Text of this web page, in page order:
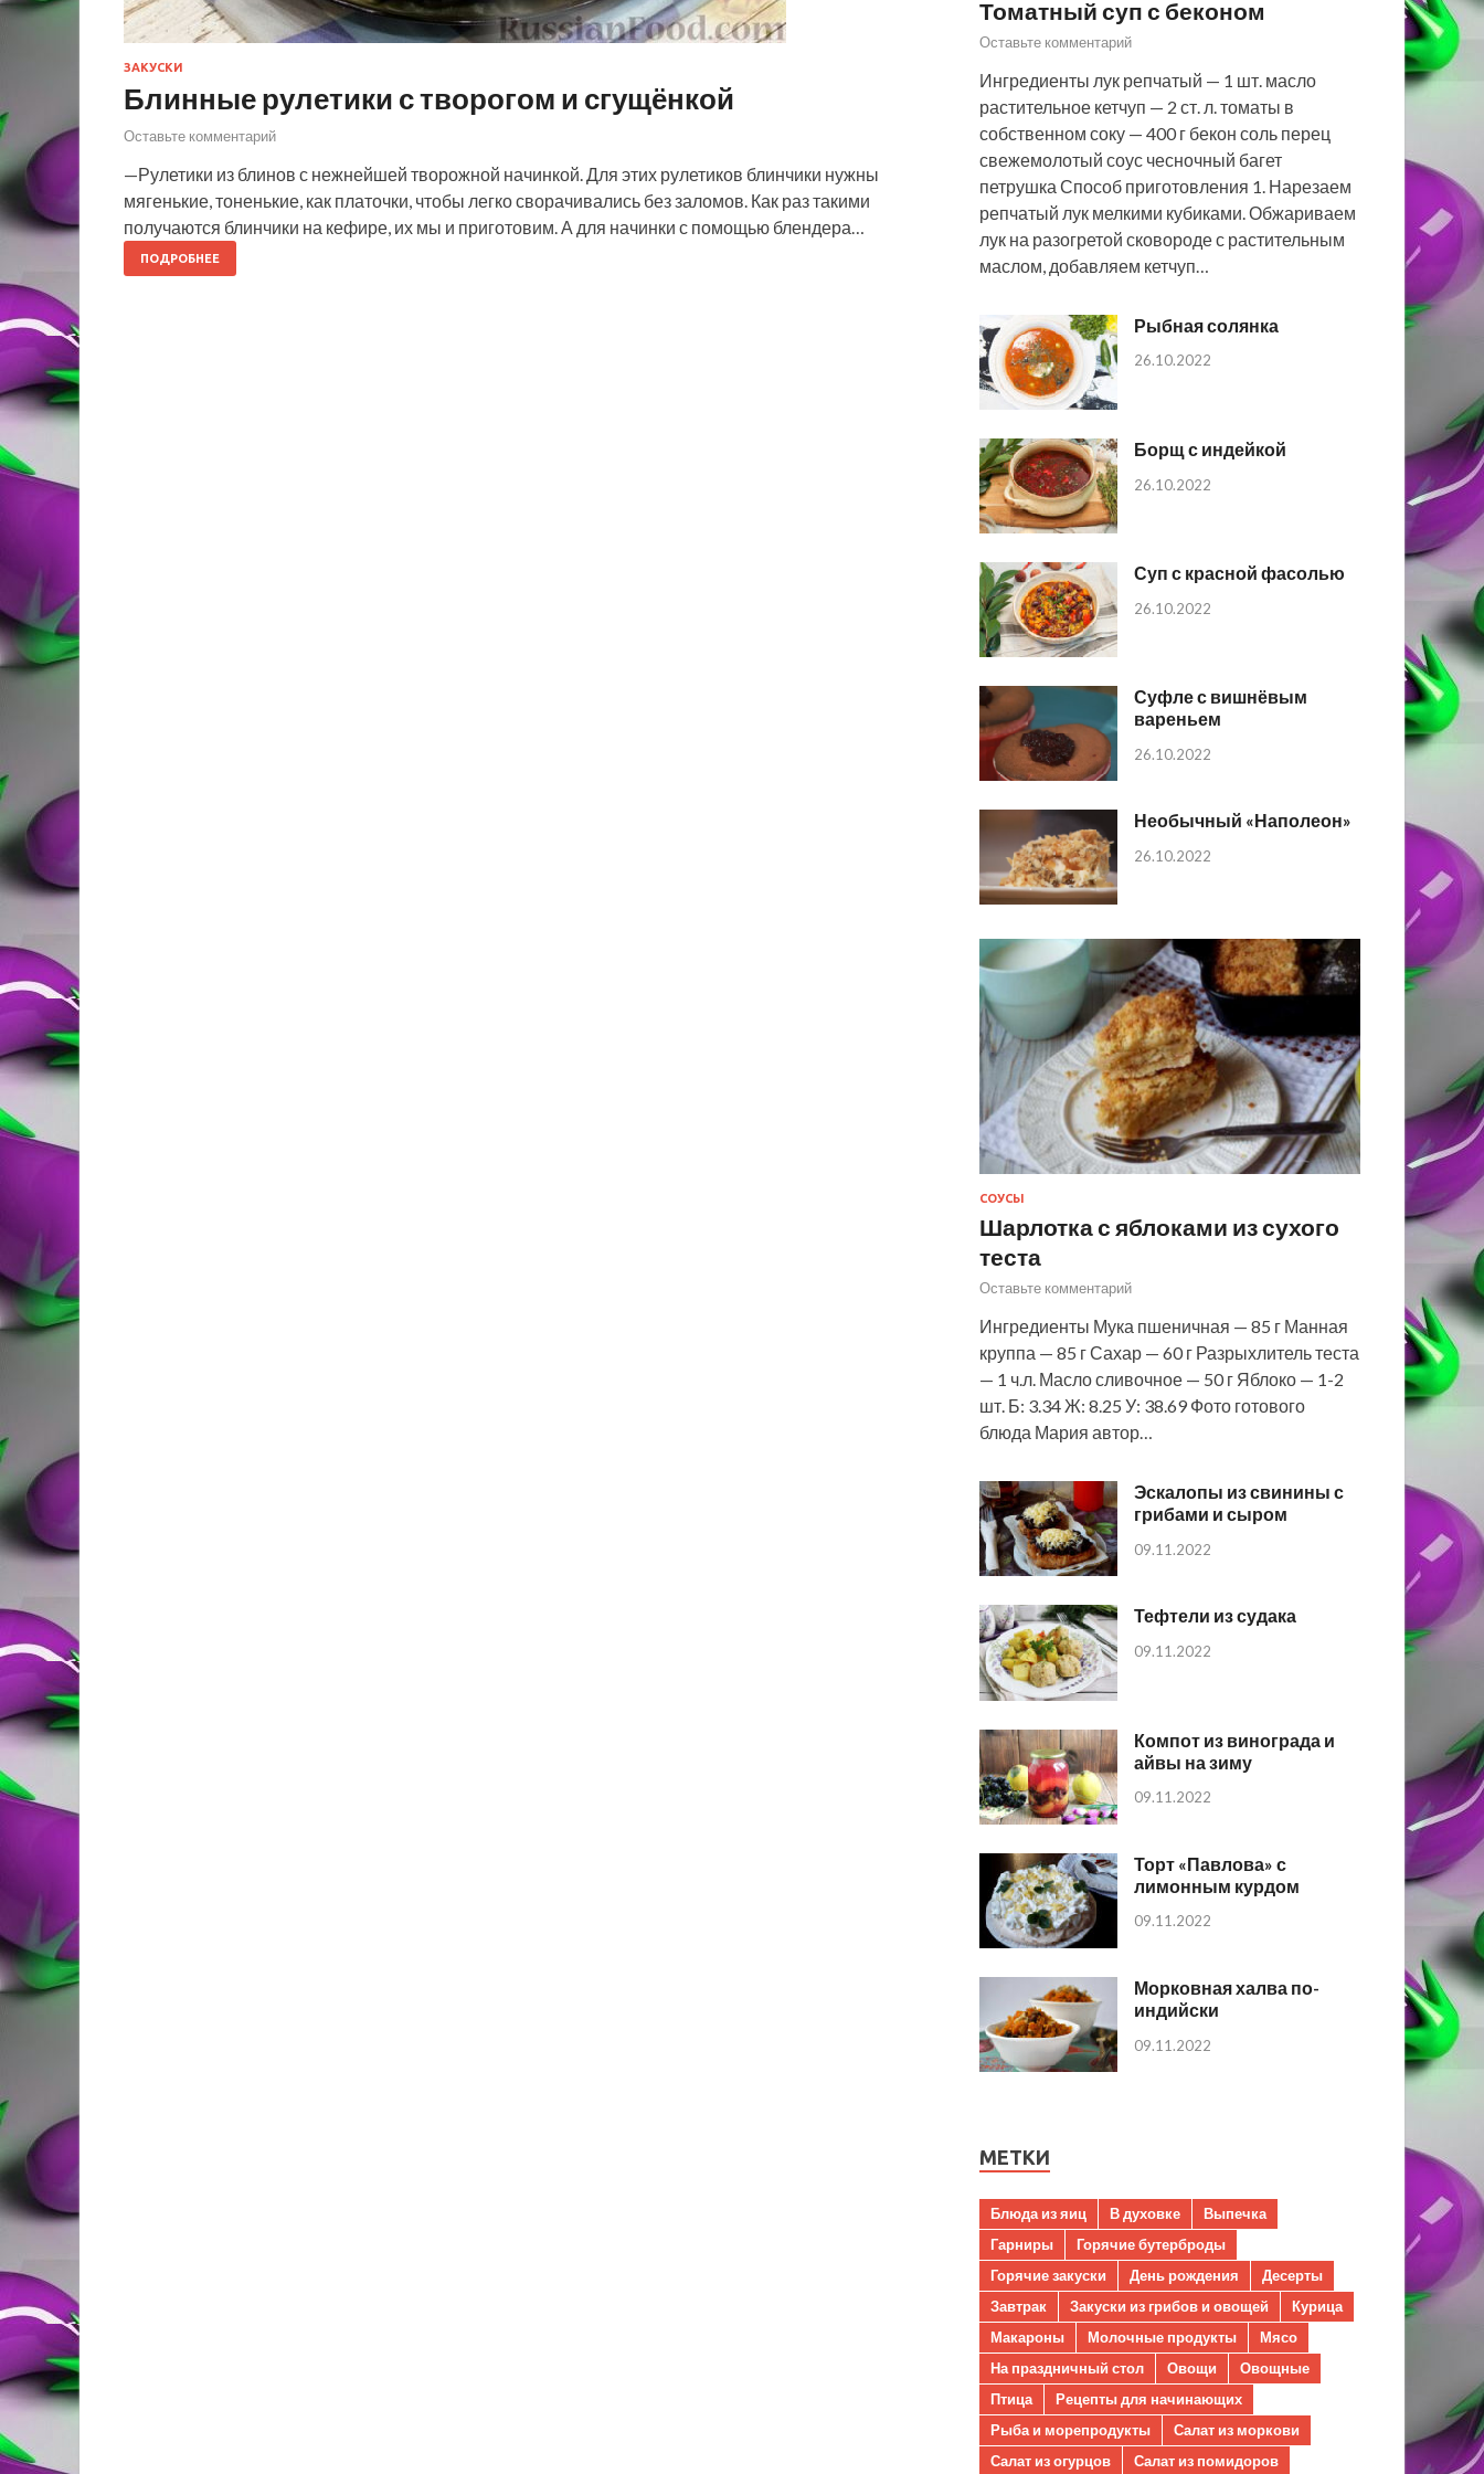
ЗАКУСКИ
Блинные рулетики с творогом и сгущёнкой
Оставьте комментарий
—Рулетики из блинов с нежнейшей творожной начинкой. Для этих рулетиков блинчики нужны
мягенькие, тоненькие, как платочки, чтобы легко сворачивались без заломов. Как раз такими
получаются блинчики на кефире, их мы и приготовим. А для начинки с помощью блендера…
ПОДРОБНЕЕ
Томатный суп с беконом
Оставьте комментарий
Ингредиенты лук репчатый — 1 шт. масло
растительное кетчуп — 2 ст. л. томаты в
собственном соку — 400 г бекон соль перец
свежемолотый соус чесночный багет
петрушка Способ приготовления 1. Нарезаем
репчатый лук мелкими кубиками. Обжариваем
лук на разогретой сковороде с растительным
маслом, добавляем кетчуп…
Рыбная солянка
26.10.2022
Борщ с индейкой
26.10.2022
Суп с красной фасолью
26.10.2022
Суфле с вишнёвым
вареньем
26.10.2022
Необычный «Наполеон»
26.10.2022
СОУСЫ
Шарлотка с яблоками из сухого
теста
Оставьте комментарий
Ингредиенты Мука пшеничная — 85 г Манная
круппа — 85 г Сахар — 60 г Разрыхлитель теста
— 1 ч.л. Масло сливочное — 50 г Яблоко — 1-2
шт. Б: 3.34 Ж: 8.25 У: 38.69 Фото готового
блюда Мария автор…
Эскалопы из свинины с
грибами и сыром
09.11.2022
Тефтели из судака
09.11.2022
Компот из винограда и
айвы на зиму
09.11.2022
Торт «Павлова» с
лимонным курдом
09.11.2022
Морковная халва по-
индийски
09.11.2022
МЕТКИ
Блюда из яиц В духовке
Выпечка
Гарниры
Горячие бутерброды
Горячие закуски
День рождения
Десерты
Завтрак
Закуски из грибов и овощей
Курица
Макароны
Молочные продукты
Мясо
На праздничный стол
Овощи
Овощные
Птица
Рецепты для начинающих
Рыба и морепродукты
Салат из моркови
Салат из огурцов
Салат из помидоров